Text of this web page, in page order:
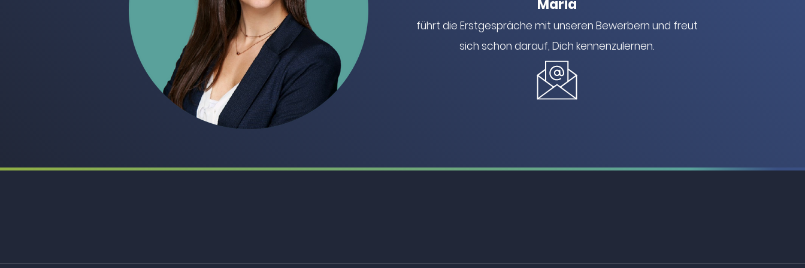
Maria
führt die Erstgespräche mit unseren Bewerbern und freut
sich schon darauf, Dich kennenzulernen.